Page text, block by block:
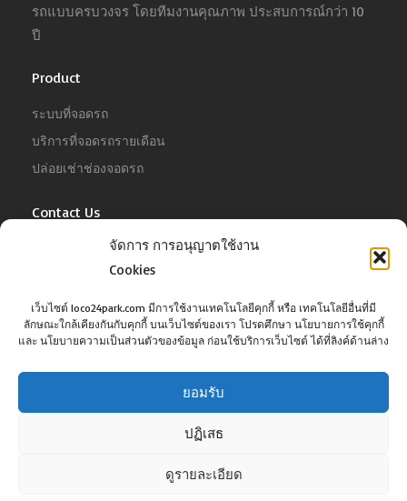
จัดการ การอนุญาตใช้งาน
Cookies
เว็บไซต์ loco24park.com มีการใช้งานเทคโนโลยีคุกกี้ หรือ เทคโนโลยีอื่นที่มี
ลักษณะใกล้เคียงกันกับคุกกี้ บนเว็บไซต์ของเรา โปรดศึกษา นโยบายการใช้คุกกี้
และ นโยบายความเป็นส่วนตัวของข้อมูล ก่อนใช้บริการเว็บไซต์ ได้ที่ลิงค์ด้านล่าง
ยอมรับ
ปฏิเสธ
ดูรายละเอียด
รถแบบครบวงจร โดยทีมงานคุณภาพ ประสบการณ์กว่า 10
ปี
Product
ระบบที่จอดรถ
บริการที่จอดรถรายเดือน
ปล่อยเช่าช่องจอดรถ
Contact Us
02-022-4680
For Customer
Email :support@jowit.com
©Copyright loco24park.com, 2017. All Rights Reserved.